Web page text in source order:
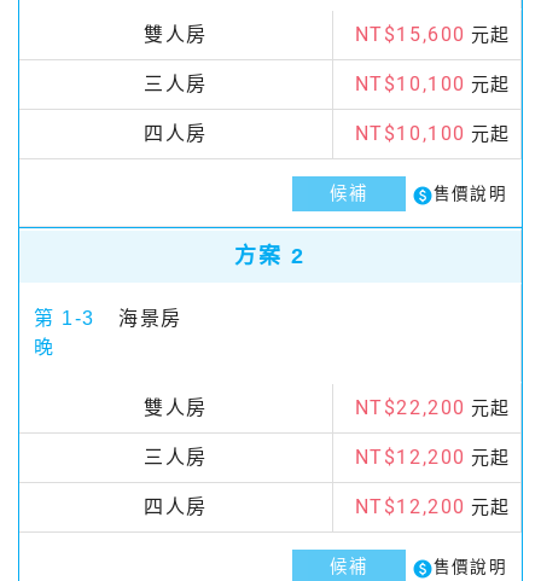
雙人房 NT$15,600 元起
三人房 NT$10,100 元起
四人房 NT$10,100 元起
候補 paid售價說明
方案 2
第 1-3
晚
海景房
雙人房 NT$22,200 元起
三人房 NT$12,200 元起
四人房 NT$12,200 元起
候補 paid售價說明